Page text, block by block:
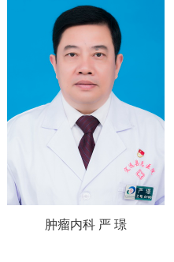
肿瘤内科 严 璟